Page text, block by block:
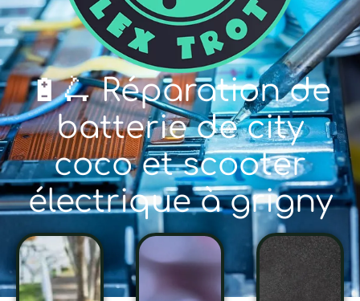
🔋🛴 Réparation de
batterie de city
coco et scooter
électrique à grigny